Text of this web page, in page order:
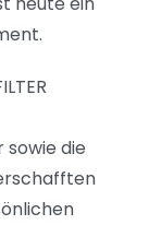
sowie die